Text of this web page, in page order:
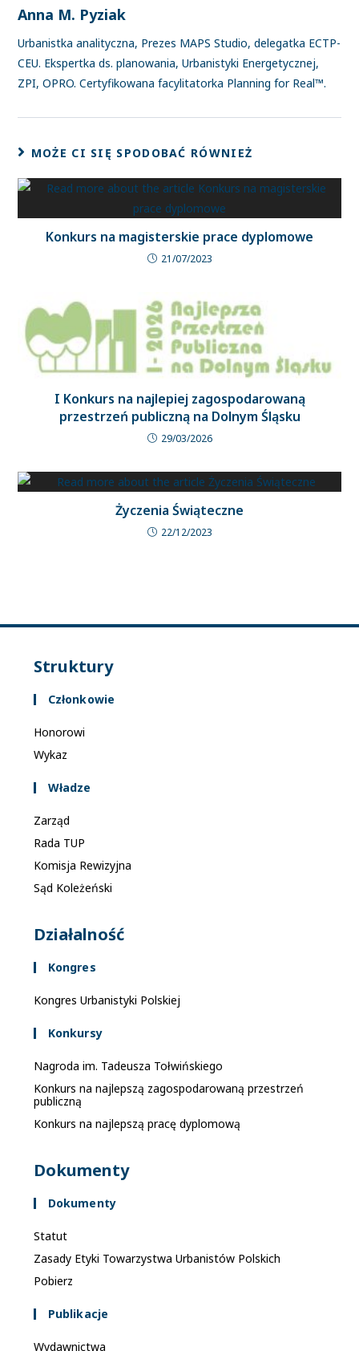
Anna M. Pyziak
Urbanistka analityczna, Prezes MAPS Studio, delegatka ECTP-
CEU. Ekspertka ds. planowania, Urbanistyki Energetycznej,
ZPI, OPRO. Certyfikowana facylitatorka Planning for Real™.
MOŻE CI SIĘ SPODOBAĆ RÓWNIEŻ
Konkurs na magisterskie prace dyplomowe
21/07/2023
I Konkurs na najlepiej zagospodarowaną
przestrzeń publiczną na Dolnym Śląsku
29/03/2026
Życzenia Świąteczne
22/12/2023
Struktury
Członkowie
Honorowi
Wykaz
Władze
Zarząd
Rada TUP
Komisja Rewizyjna
Sąd Koleżeński
Działalność
Kongres
Kongres Urbanistyki Polskiej
Konkursy
Nagroda im. Tadeusza Tołwińskiego
Konkurs na najlepszą zagospodarowaną przestrzeń
publiczną
Konkurs na najlepszą pracę dyplomową
Dokumenty
Dokumenty
Statut
Zasady Etyki Towarzystwa Urbanistów Polskich
Pobierz
Publikacje
Wydawnictwa